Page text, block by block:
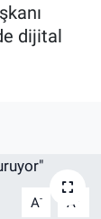
dijital
A- A